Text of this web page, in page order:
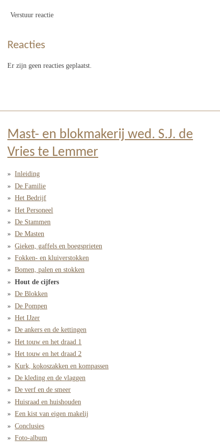
Verstuur reactie
Reacties
Er zijn geen reacties geplaatst.
Mast- en blokmakerij wed. S.J. de
Vries te Lemmer
Inleiding
De Familie
Het Bedrijf
Het Personeel
De Stammen
De Masten
Gieken, gaffels en boegsprieten
Fokken- en kluiverstokken
Bomen, palen en stokken
Hout de cijfers
De Blokken
De Pompen
Het IJzer
De ankers en de kettingen
Het touw en het draad 1
Het touw en het draad 2
Kurk, kokoszakken en kompassen
De kleding en de vlaggen
De verf en de smeer
Huisraad en huishouden
Een kist van eigen makelij
Conclusies
Foto-album